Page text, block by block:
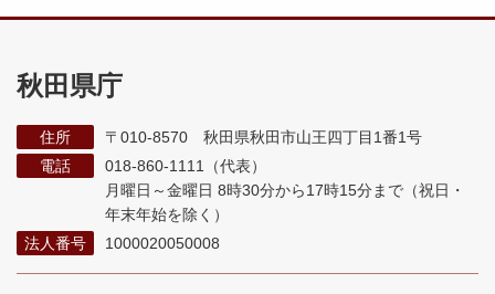
秋田県庁
住所
〒010-8570 秋田県秋田市山王四丁目1番1号
電話
018-860-1111（代表）
月曜日～金曜日 8時30分から17時15分まで （祝日・
年末年始を除く）
法人番号
1000020050008